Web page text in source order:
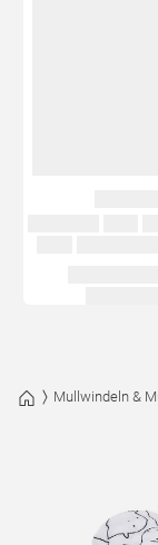
Mullwindeln &